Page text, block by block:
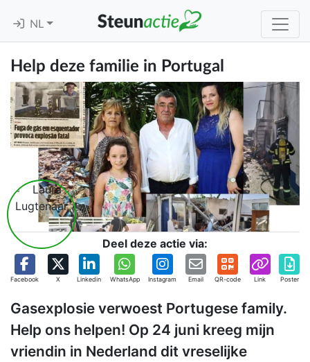
NL
Help deze familie in Portugal
Deel deze actie via:
Facebook X Linkedin WhatsApp Instagram Email QR-code Link Poster
Gasexplosie verwoest Portugese family.
Help ons helpen! Op 24 juni kreeg mijn
vriendin in Nederland dit vreselijke